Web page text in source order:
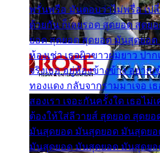
พรั่นพรือ มันตอบว่าไม่พรื่อ เปลี่
ด้วยกัน ก็เลยรอด สุดยอด สุดย
ยอด สุดยอด สุดยอด มันสุดยอ
ห้องเช่า เธอผิวขาวผมยาว ปา
จริงเธอ อยู่ห้องข้างข้าง อยาก
ทองแดง กลับจากรามมาเจอ
สองเรา เจอะกันครั้งใด เธอไม่
ต้องให้ใส่ลีวายส์ สุดยอด สุดย
มันสุดยอด มันสุดยอด มันสุดย
มันสุดยอด มันสุดยอด มันสุดย